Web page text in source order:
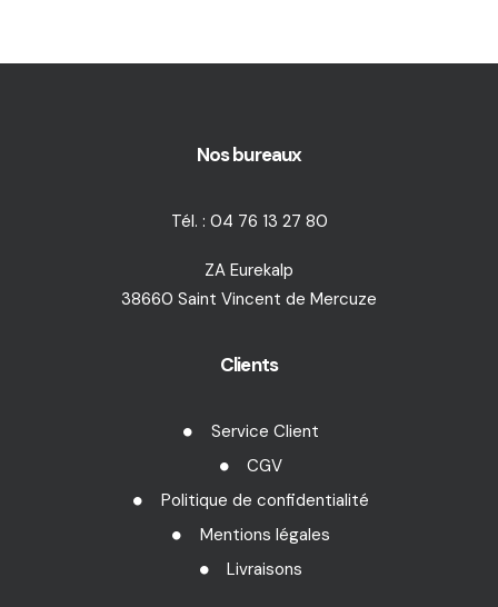
Nos bureaux
Tél. : 04 76 13 27 80
ZA Eurekalp
38660 Saint Vincent de Mercuze
Clients
Service Client
CGV
Politique de confidentialité
Mentions légales
Livraisons